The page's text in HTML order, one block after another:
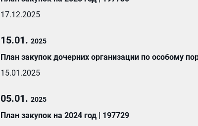
17.12.2025
15.01. 2025
План закупок дочерних организации по особому
15.01.2025
05.01. 2025
План закупок на 2024 год | 197729